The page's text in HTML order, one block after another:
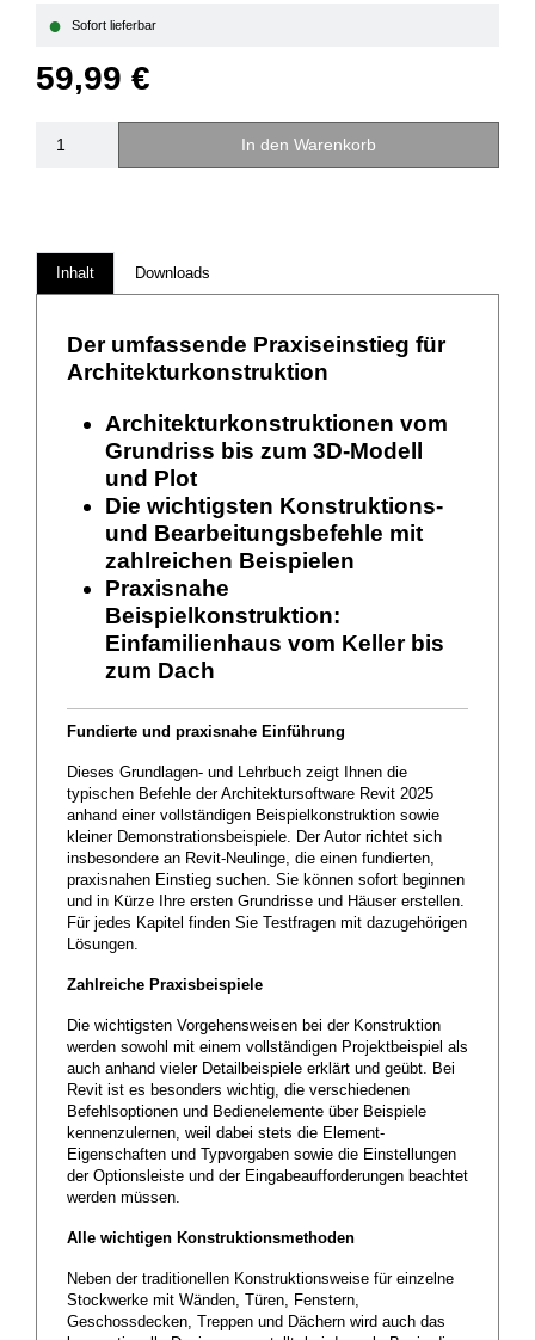
● Sofort lieferbar
59,99 €
In den Warenkorb
Inhalt Downloads
Der umfassende Praxiseinstieg für
Architekturkonstruktion
Architekturkonstruktionen vom
Grundriss bis zum 3D-Modell
und Plot
Die wichtigsten Konstruktions-
und Bearbeitungsbefehle mit
zahlreichen Beispielen
Praxisnahe
Beispielkonstruktion:
Einfamilienhaus vom Keller bis
zum Dach
Fundierte und praxisnahe Einführung
Dieses Grundlagen- und Lehrbuch zeigt Ihnen die
typischen Befehle der Architektursoftware Revit 2025
anhand einer vollständigen Beispielkonstruktion sowie
kleiner Demonstrationsbeispiele. Der Autor richtet sich
insbesondere an Revit-Neulinge, die einen fundierten,
praxisnahen Einstieg suchen. Sie können sofort beginnen
und in Kürze Ihre ersten Grundrisse und Häuser erstellen.
Für jedes Kapitel finden Sie Testfragen mit dazugehörigen
Lösungen.
Zahlreiche Praxisbeispiele
Die wichtigsten Vorgehensweisen bei der Konstruktion
werden sowohl mit einem vollständigen Projektbeispiel als
auch anhand vieler Detailbeispiele erklärt und geübt. Bei
Revit ist es besonders wichtig, die verschiedenen
Befehlsoptionen und Bedienelemente über Beispiele
kennenzulernen, weil dabei stets die Element-
Eigenschaften und Typvorgaben sowie die Einstellungen
der Optionsleiste und der Eingabeaufforderungen beachtet
werden müssen.
Alle wichtigen Konstruktionsmethoden
Neben der traditionellen Konstruktionsweise für einzelne
Stockwerke mit Wänden, Türen, Fenstern,
Geschossdecken, Treppen und Dächern wird auch das